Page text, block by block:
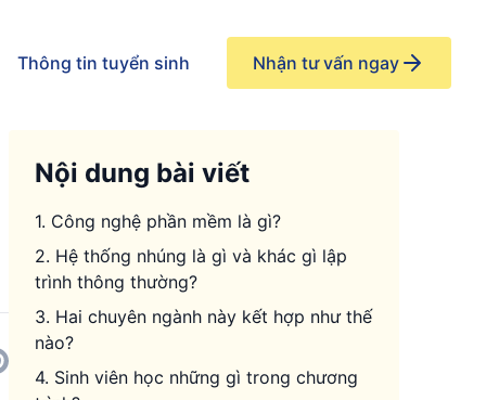
Thông tin tuyển sinh Nhận tư vấn ngay
Nội dung bài viết
1. Công nghệ phần mềm là gì?
2. Hệ thống nhúng là gì và khác gì lập
trình thông thường?
3. Hai chuyên ngành này kết hợp như thế
nào?
4. Sinh viên học những gì trong chương